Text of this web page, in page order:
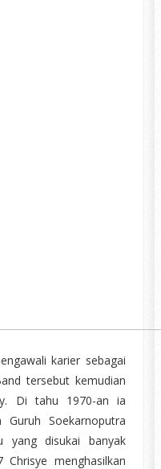
karier sebagai
tersebut kemudian
Di tahu 1970-an ia
Guruh Soekarnoputra
yang disukai banyak
menghasilkan